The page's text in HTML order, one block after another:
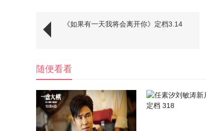
《如果有一天我将会离开你》定档3.14
随便看看